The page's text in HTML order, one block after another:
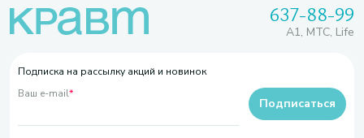
637-88-99
A1, МТС, Life
Подписка на рассылку акций и новинок
Ваш e-mail*
Подписаться